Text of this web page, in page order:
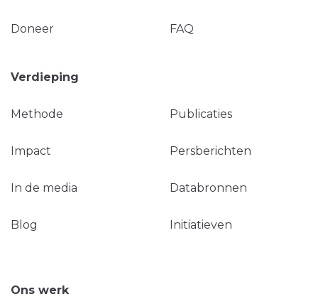
Doneer FAQ
Verdieping
Methode Publicaties
Impact Persberichten
In de media Databronnen
Blog Initiatieven
Ons werk